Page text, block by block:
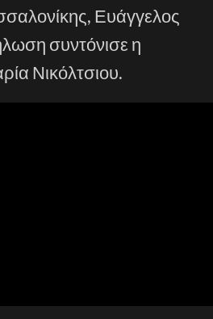
Ευάγγελος
συντόνισε η
Νικόλτσιου.